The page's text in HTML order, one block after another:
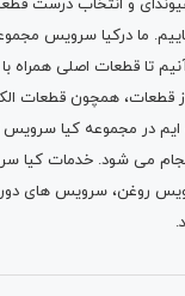
و انتخاب درست
ما درکیا سرویس
تا قطعات اصلی همراه
از قطعات، همچون قطعات
ایم در مجموعه کیا
می شود. خدمات کیا
روغن، سرویس های